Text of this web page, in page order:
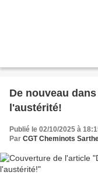
De nouveau
l'austérité!
Publié le 02/10/2025 à
Par CGT Cheminots